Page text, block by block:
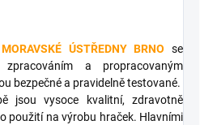
MORAVSKÉ ÚSTŘEDNY BRNO se
a propracovaným
bezpečné a pravidelně testované.
jsou vysoce kvalitní, zdravotně
použití na výrobu hraček. Hlavními